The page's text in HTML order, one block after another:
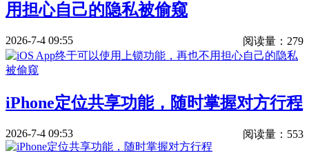
用担心自己的隐私被偷窥
2026-7-4 09:55 阅读量：279
iPhone定位共享功能，随时掌握对方行程
2026-7-4 09:53 阅读量：553